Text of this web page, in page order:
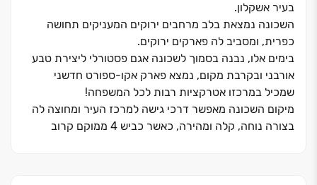
בעיר אשקלון.
השכונה נמצאת בלב מרחבים ירוקים המעניקים תחושה
כפרית, ומסביב לה פארקים ירוקים.
בימים אלו, נבנה בסמוך לשכונה אגם פסטורלי ליצירת טבע
אורבני ובקרבת מקום, נמצא פארק אקו‏-ספורט חדשני
שמכיל במרכזו אטרקציות רבות לכל המשפחה!
מיקום השכונה מאפשר דרכי גישה למרכז העיר ומחוצה לה
בצורה נוחה, קלה ומהירה, כאשר כביש ‏4 ממוקם קרוב